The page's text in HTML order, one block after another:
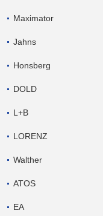
Maximator
Jahns
Honsberg
DOLD
L+B
LORENZ
Walther
ATOS
EA